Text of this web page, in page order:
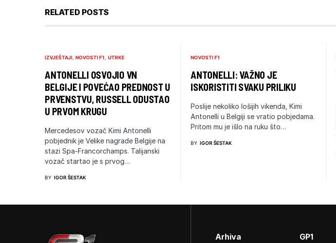
RELATED POSTS
IZVJEŠTAJI NOVOSTI F1 UTRKE
ANTONELLI OSVOJIO VN
BELGIJE I POVEĆAO PREDNOST U
PRVENSTVU, RUSSELL ODUSTAO
U PRVOM KRUGU
Mercedesov vozač Kimi Antonelli
pobjednik je Velike nagrade Belgije na
stazi Spa-Francorchamps. Talijanski
vozač startao je s prvog…
BY IGOR ŠESTAK
NOVOSTI F1
ANTONELLI: VAŽNO JE
ISKORISTITI SVAKU PRILIKU
Poslije nekoliko lošijih vikenda, Kimi
Antonelli u Belgiji se vratio pobjedama.
Pritom mu je išlo na ruku što…
BY IGOR ŠESTAK
Arhiva GP1